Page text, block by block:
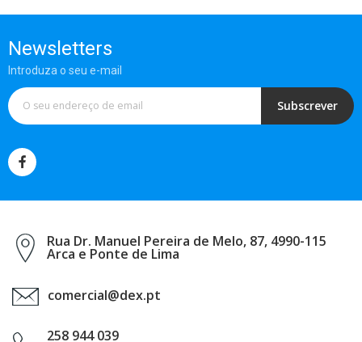
Newsletters
Introduza o seu e-mail
Subscrever
Rua Dr. Manuel Pereira de Melo, 87, 4990-115
Arca e Ponte de Lima
comercial@dex.pt
258 944 039